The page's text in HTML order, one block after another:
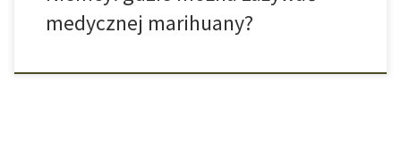
medycznej marihuany?